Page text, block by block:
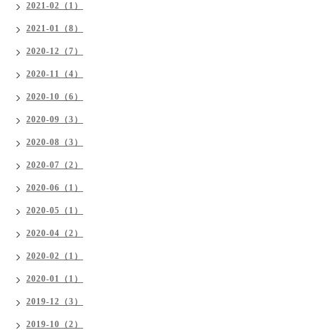
2021-02（1）
2021-01（8）
2020-12（7）
2020-11（4）
2020-10（6）
2020-09（3）
2020-08（3）
2020-07（2）
2020-06（1）
2020-05（1）
2020-04（2）
2020-02（1）
2020-01（1）
2019-12（3）
2019-10（2）